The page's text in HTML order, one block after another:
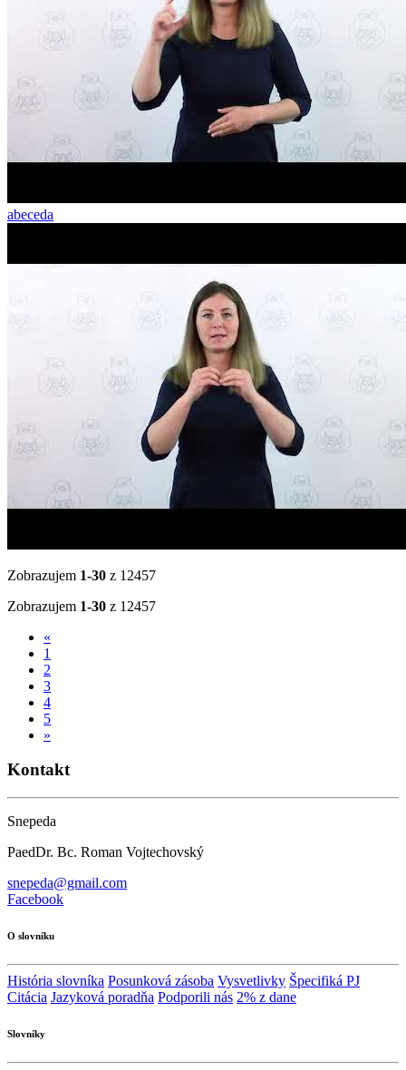
abeceda
Zobrazujem 1-30 z 12457
Zobrazujem 1-30 z 12457
«
1
2
3
4
5
»
Kontakt
Snepeda
PaedDr. Bc. Roman Vojtechovský
snepeda@gmail.com
Facebook
O slovníku
História slovníka Posunková zásoba Vysvetlivky Špecifiká PJ
Citácia Jazyková poradňa Podporili nás 2% z dane
Slovníky